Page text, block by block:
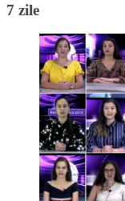
7 zile